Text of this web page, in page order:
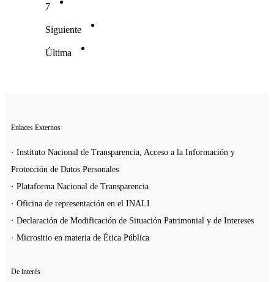
7
Siguiente
Última
Enlaces Externos
· Instituto Nacional de Transparencia, Acceso a la Información y
Protección de Datos Personales
· Plataforma Nacional de Transparencia
· Oficina de representación en el INALI
· Declaración de Modificación de Situación Patrimonial y de Intereses
· Micrositio en materia de Ética Pública
De interés